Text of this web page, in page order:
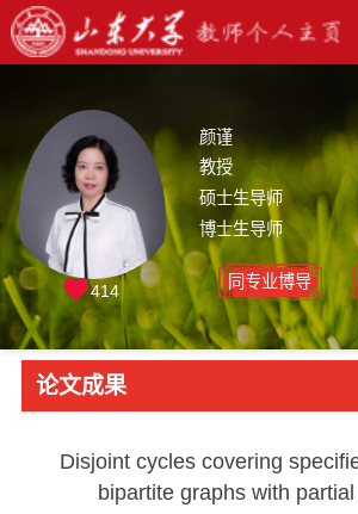
颜谨
教授
硕士生导师
博士生导师
同专业博导
414
论文成果
Disjoint cycles covering
bipartite graphs with